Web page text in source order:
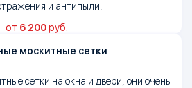
и антипыли.
от 6 200руб.
москитные сетки
сетки на окна и двери, они очень